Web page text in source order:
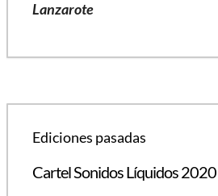
Lanzarote
Ediciones pasadas
Cartel Sonidos Líquidos 2020